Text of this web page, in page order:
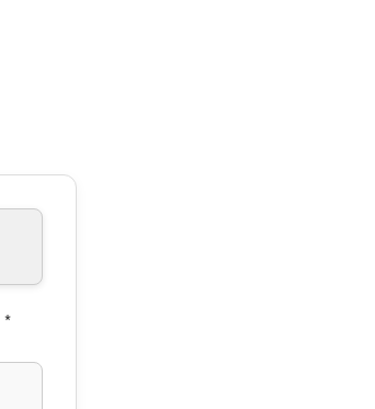
*